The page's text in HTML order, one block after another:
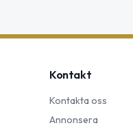
Kontakt
Kontakta oss
Annonsera